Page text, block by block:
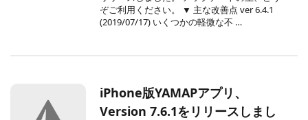
ぞご利用ください。 ▼ 主な改善点 ver 6.4.1
(2019/07/17) いくつかの軽微な不 …
iPhone版YAMAPアプリ、
Version 7.6.1をリリースしまし